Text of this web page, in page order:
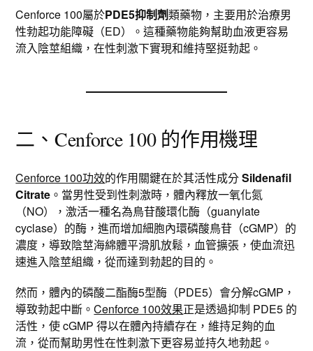
Cenforce 100屬於PDE5抑制劑類藥物，主要用於治療男
性勃起功能障礙（ED）。這種藥物能夠幫助血液更容易
流入陰莖組織，在性刺激下實現和維持堅挺勃起。
二、Cenforce 100 的作用機理
Cenforce 100功效的作用關鍵在於其活性成分Sildenafil
Citrate 。當男性受到性刺激時，體內釋放一氧化氮
（NO），激活一種名為鳥苷酸環化酶（guanylate
cyclase）的酶，進而增加細胞內環磷酸鳥苷（cGMP）的
濃度，導致陰莖海綿體平滑肌放鬆，血管擴張，使血流迅
速進入陰莖組織，從而達到勃起的目的。
然而，體內的磷酸二酯酶5型酶（PDE5）會分解cGMP，
導致勃起中斷。Cenforce 100效果正是透過抑制 PDE5 的
活性，使 cGMP 得以在體內持續存在，維持足夠的血
流，從而幫助男性在性刺激下更容易並持久地勃起。